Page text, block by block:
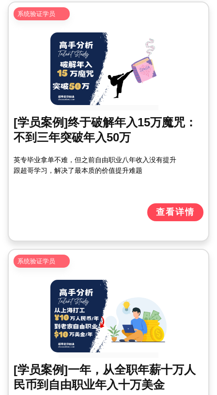
系统验证学员
[学员案例]终于破解年入15万魔咒：
不到三年突破年入50万
英专毕业拿单不难，但之前自由职业八年收入没有提升
跟超哥学习，解决了最本质的价值提升难题
查看详情
系统验证学员
[学员案例]一年，从全职年薪十万人
民币到自由职业年入十万美金